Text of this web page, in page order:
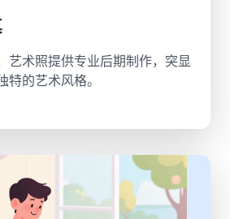
艺术照提供专业后期制作，突显
的艺术风格。